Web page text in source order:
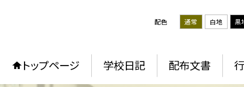
配色 通常 白地 黒
トップページ 学校日記 配布文書